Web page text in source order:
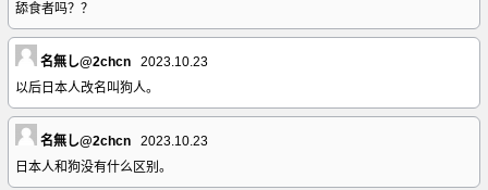
舔食者吗？？
名無し@2chcn
2023.10.23
以后日本人改名叫狗人。
名無し@2chcn
2023.10.23
日本人和狗没有什么区别。